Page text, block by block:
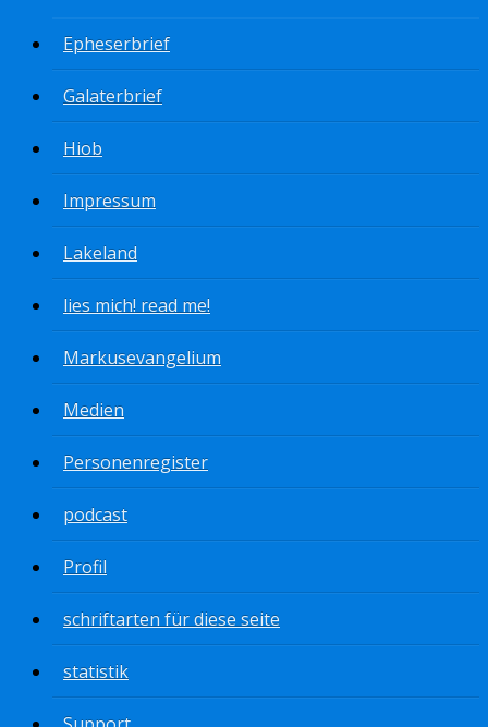
Epheserbrief
Galaterbrief
Hiob
Impressum
Lakeland
lies mich! read me!
Markusevangelium
Medien
Personenregister
podcast
Profil
schriftarten für diese seite
statistik